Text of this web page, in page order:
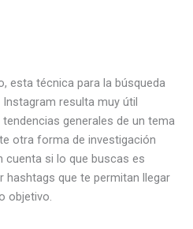
esta técnica para la búsqueda
resulta muy útil
generales de un tema
otra forma de investigación
cuenta si lo que buscas es
que te permitan llegar
objetivo.